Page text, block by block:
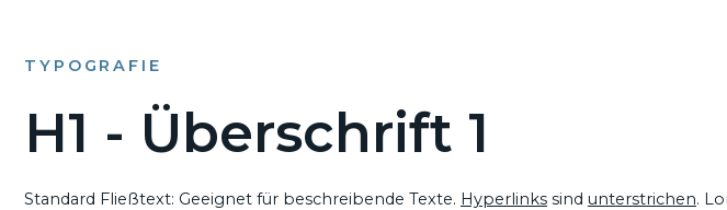
TYPOGRAFIE
H1 - Überschrift 1
Standard Fließtext: Geeignet für beschreibende Texte. Hyperlinks sind unterstrichen.